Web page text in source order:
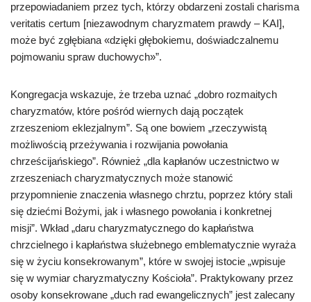
przepowiadaniem przez tych, którzy obdarzeni zostali charisma
veritatis certum [niezawodnym charyzmatem prawdy – KAI],
może być zgłębiana «dzięki głębokiemu, doświadczalnemu
pojmowaniu spraw duchowych»”.
Kongregacja wskazuje, że trzeba uznać „dobro rozmaitych
charyzmatów, które pośród wiernych dają początek
zrzeszeniom eklezjalnym”. Są one bowiem „rzeczywistą
możliwością przeżywania i rozwijania powołania
chrześcijańskiego”. Również „dla kapłanów uczestnictwo w
zrzeszeniach charyzmatycznych może stanowić
przypomnienie znaczenia własnego chrztu, poprzez który stali
się dziećmi Bożymi, jak i własnego powołania i konkretnej
misji”. Wkład „daru charyzmatycznego do kapłaństwa
chrzcielnego i kapłaństwa służebnego emblematycznie wyraża
się w życiu konsekrowanym”, które w swojej istocie „wpisuje
się w wymiar charyzmatyczny Kościoła”. Praktykowany przez
osoby konsekrowane „duch rad ewangelicznych” jest zalecany